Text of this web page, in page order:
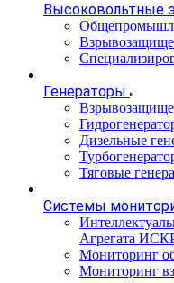
Высоковольтные
Генераторы
Дизельные
Тяговые
Системы
Агрегата
Мониторинг
Мониторинг